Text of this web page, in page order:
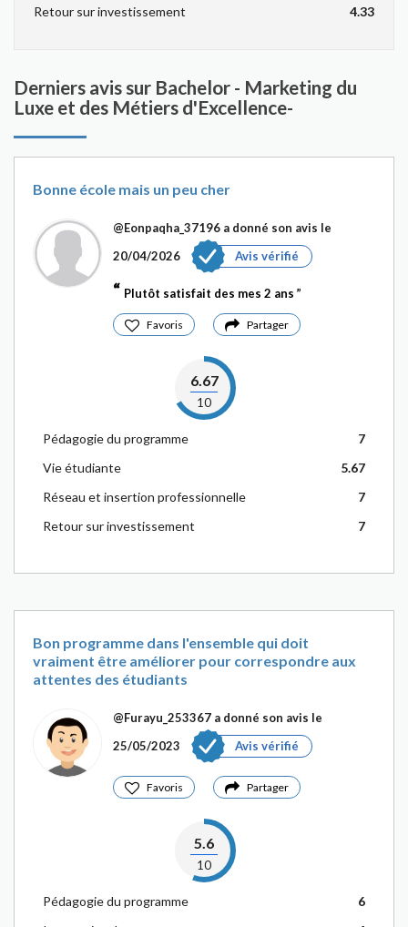
Retour sur investissement
4.33
Derniers avis sur Bachelor - Marketing du
Luxe et des Métiers d'Excellence-
Bonne école mais un peu cher
@Eonpaqha_37196 a donné son avis le
20/04/2026
Avis vérifié
Plutôt satisfait des mes 2 ans
Favoris Partager
6.67
10
Pédagogie du programme
7
Vie étudiante
5.67
Réseau et insertion professionnelle
7
Retour sur investissement
7
Bon programme dans l'ensemble qui doit
vraiment être améliorer pour correspondre aux
attentes des étudiants
@Furayu_253367 a donné son avis le
25/05/2023
Avis vérifié
Favoris Partager
5.6
10
Pédagogie du programme
6